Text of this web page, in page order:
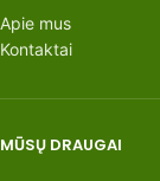
Apie mus
Kontaktai
MŪSŲ DRAUGAI